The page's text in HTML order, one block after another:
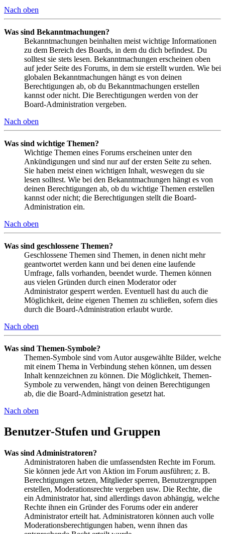
Nach oben
Was sind Bekanntmachungen?
Bekanntmachungen beinhalten meist wichtige Informationen
zu dem Bereich des Boards, in dem du dich befindest. Du
solltest sie stets lesen. Bekanntmachungen erscheinen oben
auf jeder Seite des Forums, in dem sie erstellt wurden. Wie bei
globalen Bekanntmachungen hängt es von deinen
Berechtigungen ab, ob du Bekanntmachungen erstellen
kannst oder nicht. Die Berechtigungen werden von der
Board-Administration vergeben.
Nach oben
Was sind wichtige Themen?
Wichtige Themen eines Forums erscheinen unter den
Ankündigungen und sind nur auf der ersten Seite zu sehen.
Sie haben meist einen wichtigen Inhalt, weswegen du sie
lesen solltest. Wie bei den Bekanntmachungen hängt es von
deinen Berechtigungen ab, ob du wichtige Themen erstellen
kannst oder nicht; die Berechtigungen stellt die Board-
Administration ein.
Nach oben
Was sind geschlossene Themen?
Geschlossene Themen sind Themen, in denen nicht mehr
geantwortet werden kann und bei denen eine laufende
Umfrage, falls vorhanden, beendet wurde. Themen können
aus vielen Gründen durch einen Moderator oder
Administrator gesperrt werden. Eventuell hast du auch die
Möglichkeit, deine eigenen Themen zu schließen, sofern dies
durch die Board-Administration erlaubt wurde.
Nach oben
Was sind Themen-Symbole?
Themen-Symbole sind vom Autor ausgewählte Bilder, welche
mit einem Thema in Verbindung stehen können, um dessen
Inhalt kennzeichnen zu können. Die Möglichkeit, Themen-
Symbole zu verwenden, hängt von deinen Berechtigungen
ab, die die Board-Administration gesetzt hat.
Nach oben
Benutzer-Stufen und Gruppen
Was sind Administratoren?
Administratoren haben die umfassendsten Rechte im Forum.
Sie können jede Art von Aktion im Forum ausführen; z. B.
Berechtigungen setzen, Mitglieder sperren, Benutzergruppen
erstellen, Moderationsrechte vergeben usw. Die Rechte, die
ein Administrator hat, sind allerdings davon abhängig, welche
Rechte ihnen ein Gründer des Forums oder ein anderer
Administrator erteilt hat. Administratoren können auch volle
Moderationsberechtigungen haben, wenn ihnen das